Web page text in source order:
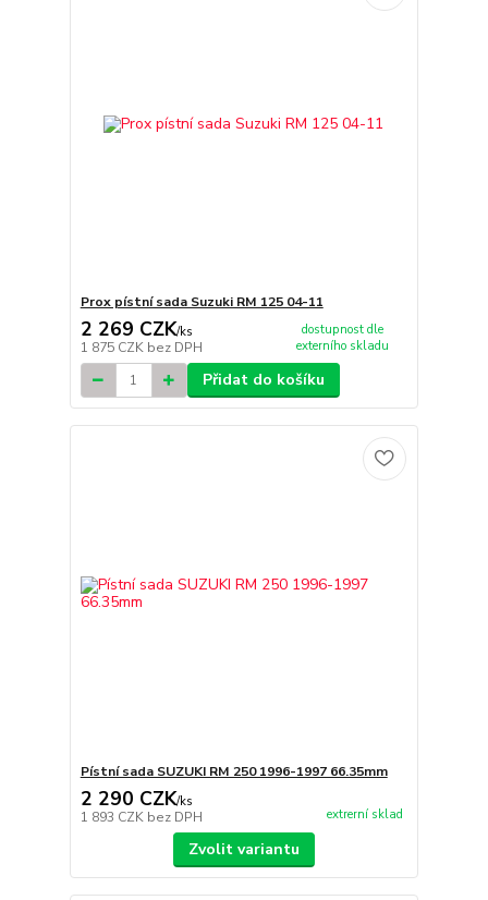
Prox pístní sada Suzuki RM 125 04-11
2 269 CZK/ks
1 875 CZK bez DPH
dostupnost dle
externího skladu
Přidat do košíku
Pístní sada SUZUKI RM 250 1996-1997 66.35mm
2 290 CZK/ks
1 893 CZK bez DPH extrerní sklad
Zvolit variantu